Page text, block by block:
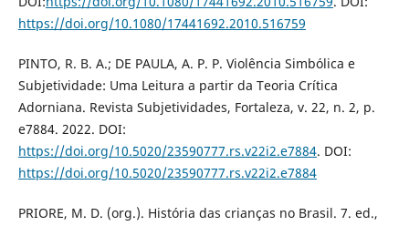
https://doi.org/10.1080/17441692.2010.516759
PINTO, R. B. A.; DE PAULA, A. P. P. Violência Simbólica e
Subjetividade: Uma Leitura a partir da Teoria Crítica
Adorniana. Revista Subjetividades, Fortaleza, v. 22, n. 2, p.
e7884. 2022. DOI:
https://doi.org/10.5020/23590777.rs.v22i2.e7884. DOI:
https://doi.org/10.5020/23590777.rs.v22i2.e7884
PRIORE, M. D. (org.). História das crianças no Brasil. 7. ed.,